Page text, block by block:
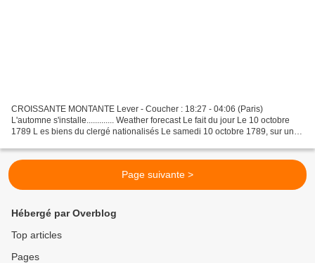
CROISSANTE MONTANTE Lever - Coucher : 18:27 - 04:06 (Paris)
L'automne s'installe............. Weather forecast Le fait du jour Le 10 octobre
1789 L es biens du clergé nationalisés Le samedi 10 octobre 1789, sur une
Page suivante >
Hébergé par Overblog
Top articles
Pages